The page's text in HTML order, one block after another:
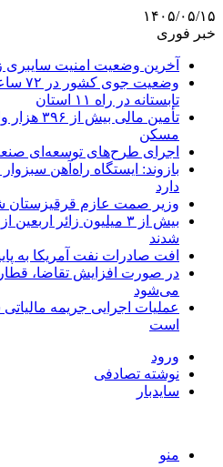
۱۴۰۵/۰۵/۱۵
خبر فوری
آخرین وضعیت امنیت
تابستانه در راه ۱۱ استان
تأمین
مسکن
اجرای طرح‌های توسعه‌ای
دارد
وزیر صمت عازم قرقیزستان
بیش از ۳ میلیون زائر
شدند
افت صادرات نفت آمریکا به
در صورت افزایش تقاضا،
می‌شود
عملیات اجرایی جریمه
است
ورود
نوشته تصادفی
سایدبار
منو